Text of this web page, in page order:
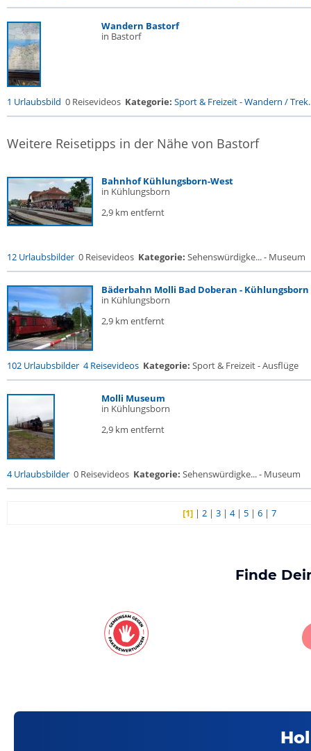
Wandern Bastorf
in Bastorf
1 Urlaubsbild 0 Reisevideos Kategorie: Sport & Freizeit-Wandern /
Weitere Reisetipps in der Nähe von Bastorf
Bahnhof Kühlungsborn-West
in Kühlungsborn
2,9 km entfernt
12 Urlaubsbilder 0 Reisevideos Kategorie: Sehenswürdigke... - Museum
Bäderbahn Molli Bad Doberan - Kühlungsborn
in Kühlungsborn
2,9 km entfernt
102 Urlaubsbilder 4 Reisevideos Kategorie: Sport & Freizeit - Ausflüge
Molli Museum
in Kühlungsborn
2,9 km entfernt
4 Urlaubsbilder 0 Reisevideos Kategorie: Sehenswürdigke... - Museum
[1] |2 |3 |4| 5 |6 |7
Finde